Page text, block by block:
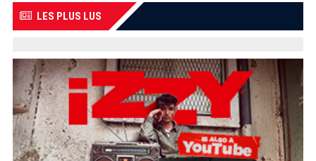
LES PLUS LUS